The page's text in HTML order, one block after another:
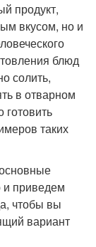
продукт,
вкусом, но и
блюд
солить,
в отварном
таких
и приведем
чтобы вы
вариант